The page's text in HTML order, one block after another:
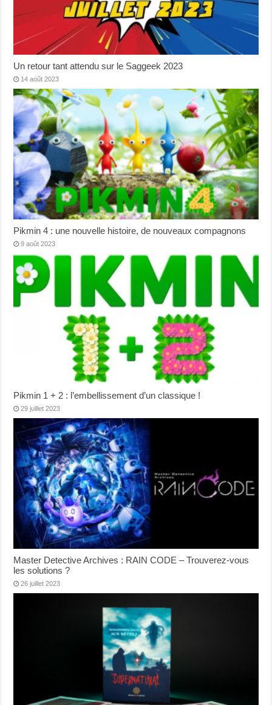
Un retour tant attendu sur le Saggeek 2023
14 août 2023
Pikmin 4 : une nouvelle histoire, de nouveaux compagnons
9 août 2023
Pikmin 1 + 2 : l’embellissement d’un classique !
29 juillet 2023
Master Detective Archives : RAIN CODE – Trouverez-vous
les solutions ?
26 juillet 2023